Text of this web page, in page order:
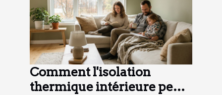
Comment l'isolation
thermique intérieure peut-